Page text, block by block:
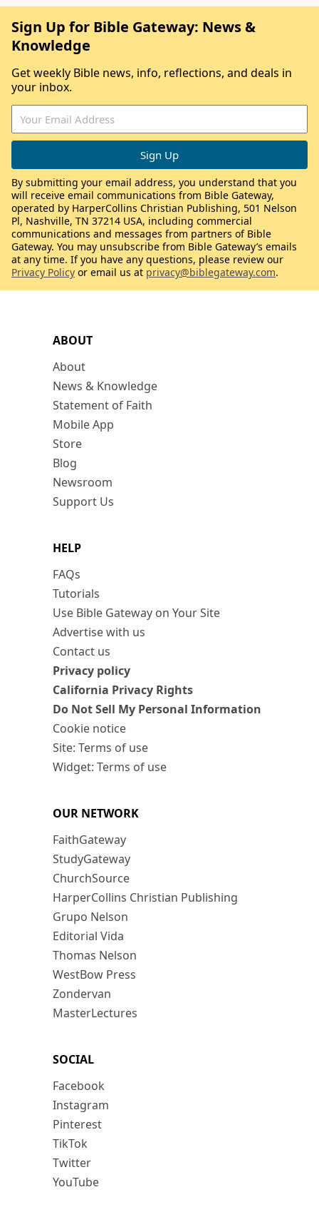
ABOUT
About
News & Knowledge
Statement of Faith
Mobile App
Store
Blog
Newsroom
Support Us
HELP
FAQs
Tutorials
Use Bible Gateway on Your Site
Advertise with us
Contact us
Privacy policy
California Privacy Rights
Do Not Sell My Personal Information
Cookie notice
Site: Terms of use
Widget: Terms of use
OUR NETWORK
FaithGateway
StudyGateway
ChurchSource
HarperCollins Christian Publishing
Grupo Nelson
Editorial Vida
Thomas Nelson
WestBow Press
Zondervan
MasterLectures
SOCIAL
Facebook
Instagram
Pinterest
TikTok
Twitter
YouTube
Sign Up for Bible Gateway: News &
Knowledge
Get weekly Bible news, info, reflections, and deals in
your inbox.
By submitting your email address, you understand that you
will receive email communications from Bible Gateway,
operated by HarperCollins Christian Publishing, 501 Nelson
Pl, Nashville, TN 37214 USA, including commercial
communications and messages from partners of Bible
Gateway. You may unsubscribe from Bible Gateway’s emails
at any time. If you have any questions, please review our
Privacy Policy or email us at privacy@biblegateway.com.